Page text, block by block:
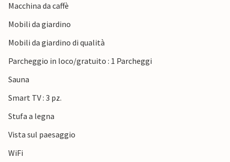
Macchina da caffè
Mobili da giardino
Mobili da giardino di qualità
Parcheggio in loco/gratuito : 1 Parcheggi
Sauna
Smart TV : 3 pz.
Stufa a legna
Vista sul paesaggio
WiFi